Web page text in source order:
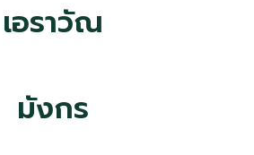
เอราวัณ
มังกร